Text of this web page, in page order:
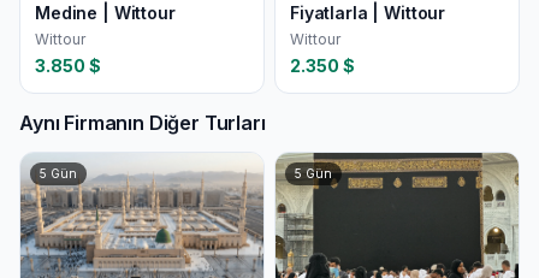
Medine | Wittour
Wittour
3.850 $
Fiyatlarla | Wittour
Wittour
2.350 $
Aynı Firmanın Diğer Turları
5 Gün 5Gün